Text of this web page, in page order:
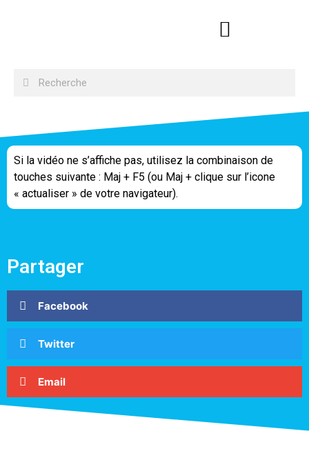
Si la vidéo ne s’affiche pas, utilisez la combinaison de
touches suivante : Maj + F5 (ou Maj + clique sur l’icone
« actualiser » de votre navigateur).
Partager
Facebook
Twitter
Email